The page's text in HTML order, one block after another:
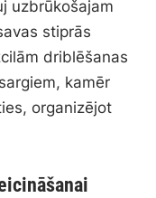
uzbrūkošajam
stiprās
driblēšanas
kamēr
organizējot